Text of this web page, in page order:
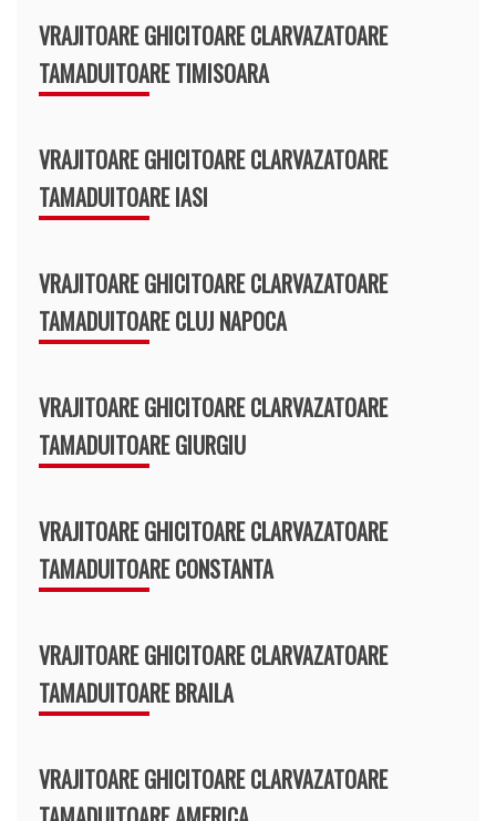
VRAJITOARE GHICITOARE CLARVAZATOARE
TAMADUITOARE TIMISOARA
VRAJITOARE GHICITOARE CLARVAZATOARE
TAMADUITOARE IASI
VRAJITOARE GHICITOARE CLARVAZATOARE
TAMADUITOARE CLUJ NAPOCA
VRAJITOARE GHICITOARE CLARVAZATOARE
TAMADUITOARE GIURGIU
VRAJITOARE GHICITOARE CLARVAZATOARE
TAMADUITOARE CONSTANTA
VRAJITOARE GHICITOARE CLARVAZATOARE
TAMADUITOARE BRAILA
VRAJITOARE GHICITOARE CLARVAZATOARE